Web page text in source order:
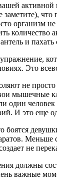
организм
и
Это
не просто
мышечные
один
И это еще
боятся
не
должны
важные